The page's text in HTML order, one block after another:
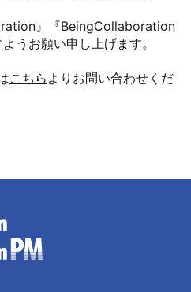
』『BeingCollaboration
うお願い申し上げます。
こちら よりお問い合わせくだ